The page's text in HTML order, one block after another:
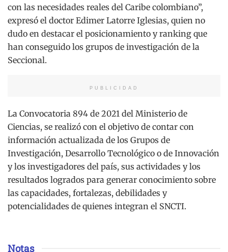
con las necesidades reales del Caribe colombiano”,
expresó el doctor Edimer Latorre Iglesias, quien no
dudo en destacar el posicionamiento y ranking que
han conseguido los grupos de investigación de la
Seccional.
PUBLICIDAD
La Convocatoria 894 de 2021 del Ministerio de
Ciencias, se realizó con el objetivo de contar con
información actualizada de los Grupos de
Investigación, Desarrollo Tecnológico o de Innovación
y los investigadores del país, sus actividades y los
resultados logrados para generar conocimiento sobre
las capacidades, fortalezas, debilidades y
potencialidades de quienes integran el SNCTI.
Notas